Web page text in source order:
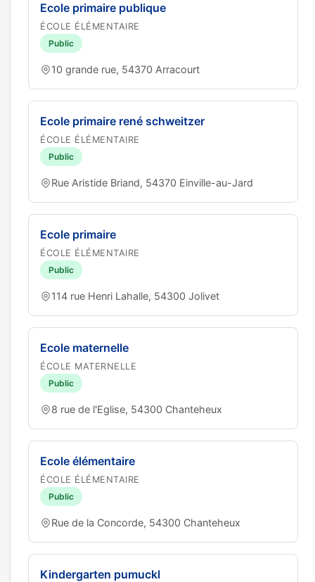
Ecole primaire publique
ÉCOLE ÉLÉMENTAIRE
Public
10 grande rue, 54370 Arracourt
Ecole primaire rené schweitzer
ÉCOLE ÉLÉMENTAIRE
Public
Rue Aristide Briand, 54370 Einville-au-Jard
Ecole primaire
ÉCOLE ÉLÉMENTAIRE
Public
114 rue Henri Lahalle, 54300 Jolivet
Ecole maternelle
ÉCOLE MATERNELLE
Public
8 rue de l'Eglise, 54300 Chanteheux
Ecole élémentaire
ÉCOLE ÉLÉMENTAIRE
Public
Rue de la Concorde, 54300 Chanteheux
Kindergarten pumuckl